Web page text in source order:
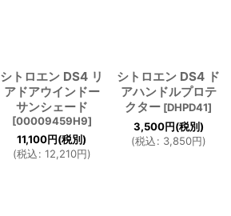
シトロエン DS4 リ
アドアウインドー
サンシェード
[00009459H9]
11,100円(税別)
(税込: 12,210円)
シトロエン DS4 ド
アハンドルプロテ
クター [DHPD41]
3,500円(税別)
(税込: 3,850円)